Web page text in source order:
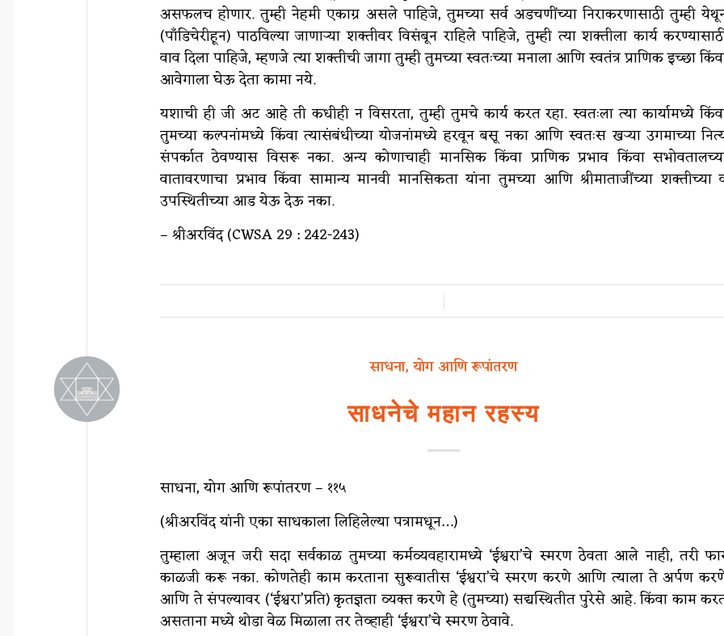
असफलच होणार. तुम्ही नेहमी एकाग्र असले पाहिजे, तुमच्या सर्व अडचणींच्या निराकरणासाठी तुम्ही
(पाँडिचेरीहून) पाठविल्या जाणाऱ्या शक्तीवर विसंबून राहिले पाहिजे, तुम्ही त्या शक्तीला कार्य
वाव दिला पाहिजे, म्हणजे त्या शक्तीची जागा तुम्ही तुमच्या स्वतःच्या मनाला आणि स्वतंत्र प्राणिक इच्छा
आवेगाला घेऊ देता कामा नये.
यशाची ही जी अट आहे ती कधीही न विसरता, तुम्ही तुमचे कार्य करत रहा. स्वतःला त्या कार्यामध्ये
तुमच्या कल्पनांमध्ये किंवा त्यासंबंधीच्या योजनांमध्ये हरवून बसू नका आणि स्वतःस खऱ्या उगमाच्या
संपर्कात ठेवण्यास विसरू नका. अन्य कोणाचाही मानसिक किंवा प्राणिक प्रभाव किंवा
वातावरणाचा प्रभाव किंवा सामान्य मानवी मानसिकता यांना तुमच्या आणि श्रीमाताजींच्या शक्तीच्या
उपस्थितीच्या आड येऊ देऊ नका.
– श्रीअरविंद (CWSA 29 : 242-243)
साधना, योग आणि रूपांतरण
साधनेचे महान रहस्य
साधना, योग आणि रूपांतरण – ११५
(श्रीअरविंद यांनी एका साधकाला लिहिलेल्या पत्रामधून…)
तुम्हाला अजून जरी सदा सर्वकाळ तुमच्या कर्मव्यवहारामध्ये ‘ईश्वरा’चे स्मरण ठेवता आले नाही, तरी
काळजी करू नका. कोणतेही काम करताना सुरूवातीस ‘ईश्वरा’चे स्मरण करणे आणि त्याला ते अर्पण
आणि ते संपल्यावर (‘ईश्वरा’प्रति) कृतज्ञता व्यक्त करणे हे (तुमच्या) सद्यस्थितीत पुरेसे आहे. किंवा काम
असताना मध्ये थोडा वेळ मिळाला तर तेव्हाही ‘ईश्वरा’चे स्मरण ठेवावे.